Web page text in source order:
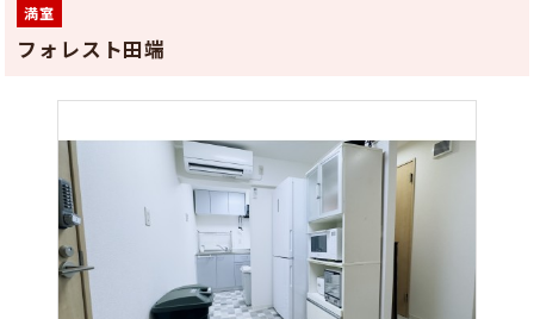
満室
フォレスト田端